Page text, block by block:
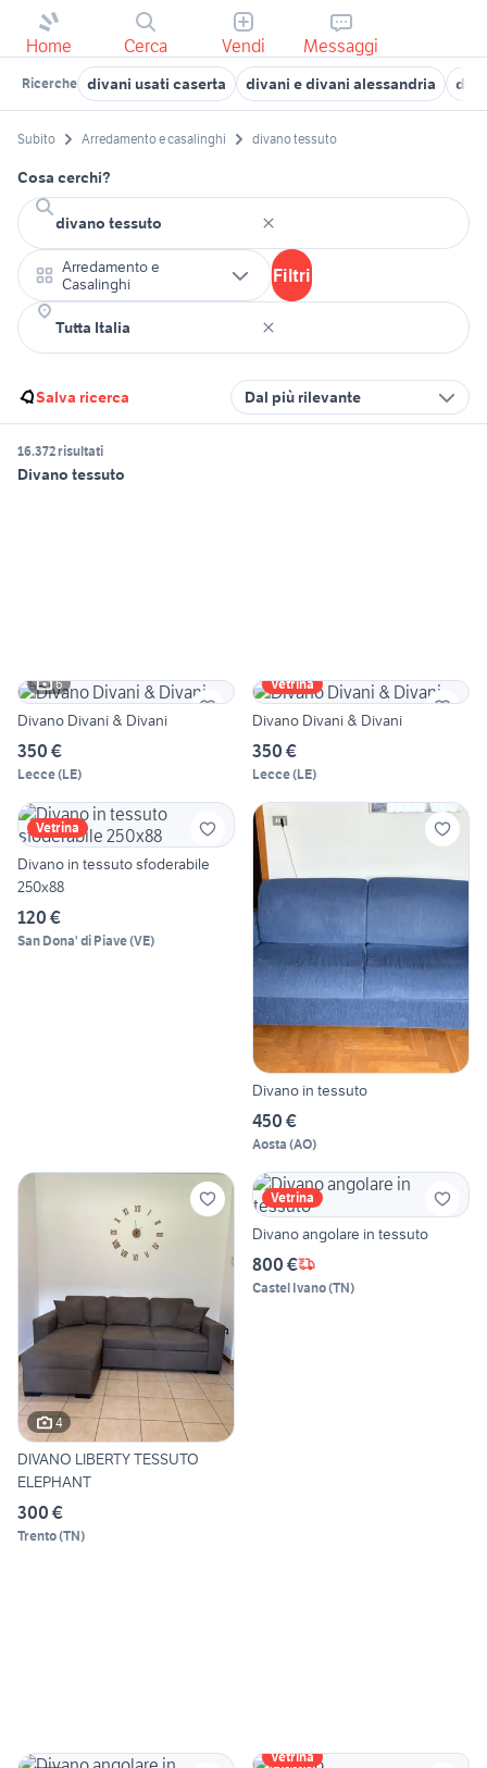
Home Cerca Vendi Messaggi
Ricerche divani usati caserta divani e divani alessandria
Subito Arredamento e casalinghi divano tessuto
Cosa cerchi?
Arredamento e
Casalinghi
Filtri
Salva ricerca Dal più rilevante
16.372 risultati
Divano tessuto
6
Divano Divani & Divani
350 €
Lecce(LE)
Vetrina
Divano Divani & Divani
350 €
Lecce(LE)
Vetrina
Divano in tessuto sfoderabile
250x88
120 €
San Dona' di Piave(VE)
Divano in tessuto
450 €
Aosta (AO)
4
DIVANO LIBERTY TESSUTO
ELEPHANT
300 €
Trento(TN)
Vetrina
Divano angolare in tessuto
800 €
Castel Ivano(TN)
Vetrina